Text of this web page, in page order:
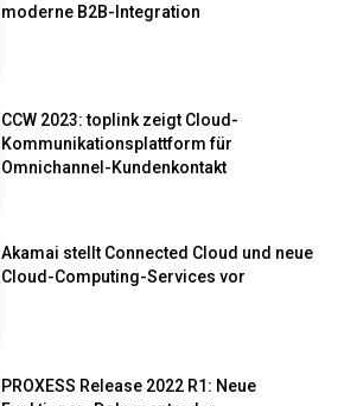
moderne B2B-Integration
CCW 2023: toplink zeigt Cloud-
Kommunikationsplattform für
Omnichannel-Kundenkontakt
Akamai stellt Connected Cloud und neue
Cloud-Computing-Services vor
PROXESS Release 2022 R1: Neue